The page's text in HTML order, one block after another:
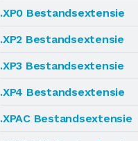
.XP0 Bestandsextensie
.XP2 Bestandsextensie
.XP3 Bestandsextensie
.XP4 Bestandsextensie
.XPAC Bestandsextensie